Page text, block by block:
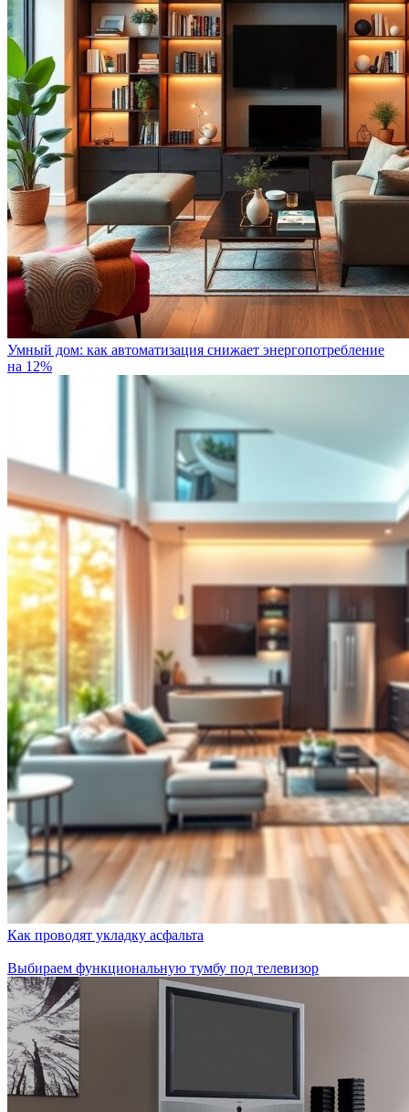
Умный дом: как автоматизация снижает энергопотребление
на 12%
Как проводят укладку асфальта
Выбираем функциональную тумбу под телевизор